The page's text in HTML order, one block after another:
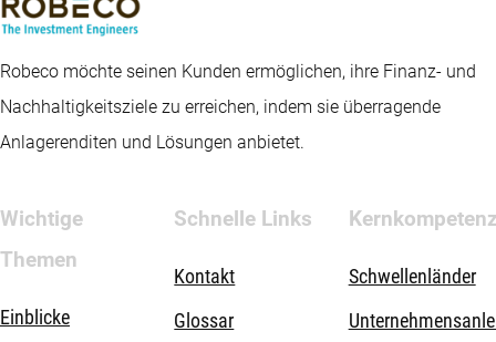
Robeco möchte seinen Kunden ermöglichen, ihre Finanz- und
Nachhaltigkeitsziele zu erreichen, indem sie überragende
Anlagerenditen und Lösungen anbietet.
Wichtige
Themen
Einblicke
Schnelle Links
Kontakt
Glossar
Schwellenländer